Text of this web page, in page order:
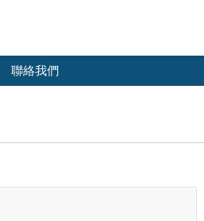
聯絡我們